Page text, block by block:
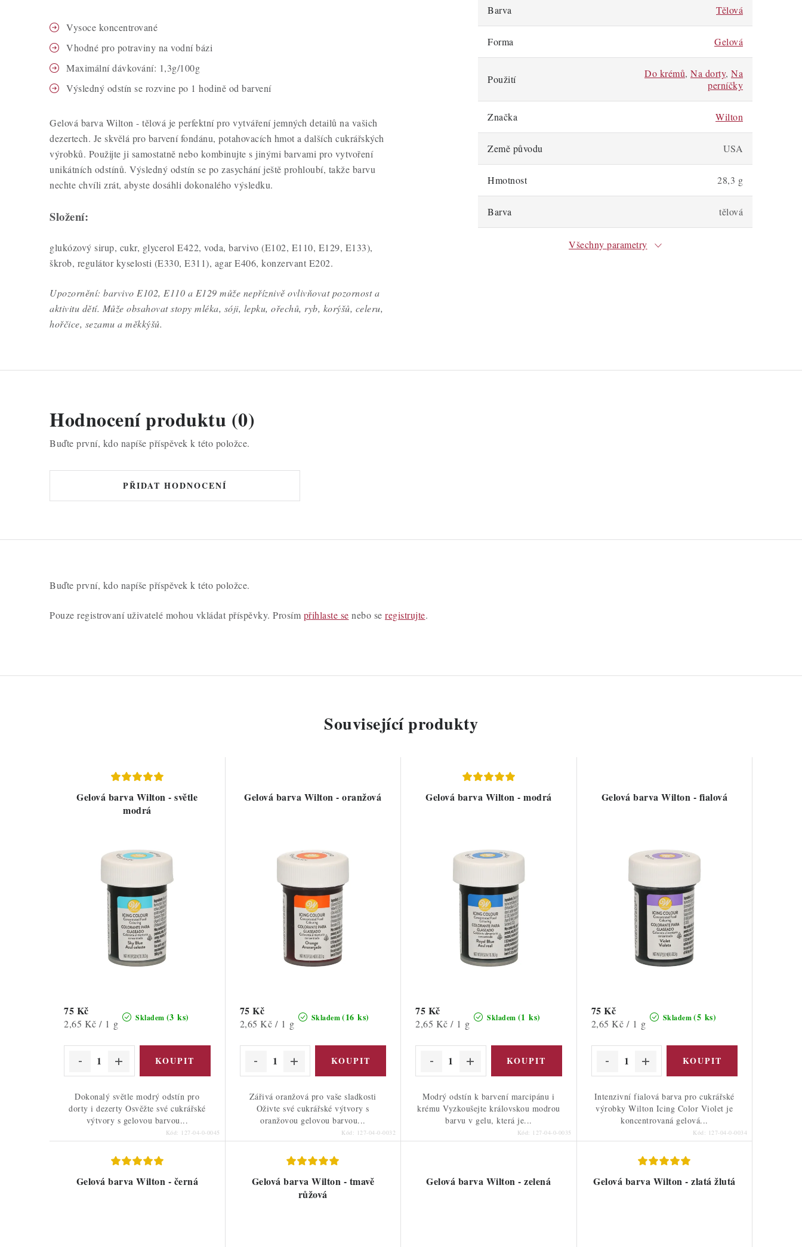
Vysoce koncentrované
Vhodné pro potraviny na vodní bázi
Maximální dávkování: 1,3g/100g
Výsledný odstín se rozvine po 1 hodině od barvení
Gelová barva Wilton - tělová je perfektní pro vytváření jemných detailů na vašich
dezertech. Je skvělá pro barvení fondánu, potahovacích hmot a dalších cukrářských
výrobků. Použijte ji samostatně nebo kombinujte s jinými barvami pro vytvoření
unikátních odstínů. Výsledný odstín se po zasychání ještě prohloubí, takže barvu
nechte chvíli zrát, abyste dosáhli dokonalého výsledku.
Složení:
glukózový sirup, cukr, glycerol E422, voda, barvivo (E102, E110, E129, E133),
škrob, regulátor kyselosti (E330, E311), agar E406, konzervant E202.
Upozornění: barvivo E102, E110 a E129 může nepříznivě ovlivňovat pozornost a
aktivitu dětí. Může obsahovat stopy mléka, sóji, lepku, ořechů, ryb, korýšů, celeru,
hořčice, sezamu a měkkýšů.
Barva Tělová
Forma Gelová
Použití Do krémů, Na dorty, Na
perníčky
Značka Wilton
Země původu USA
Hmotnost 28,3 g
Barva tělová
Všechny parametry
Hodnocení produktu (0)
Buďte první, kdo napíše příspěvek k této položce.
PŘIDAT HODNOCENÍ
Buďte první, kdo napíše příspěvek k této položce.
Pouze registrovaní uživatelé mohou vkládat příspěvky. Prosím přihlaste se nebo se registrujte.
Související produkty
Gelová barva Wilton - světle
modrá
Skladem (3 ks)
75 Kč
Měrná
2,65 Kč / 1 g
Dokonalý světle modrý odstín pro
dorty i dezerty Osvěžte své cukrářské
výtvory s gelovou barvou...
Kód: 127-04-0-0045
Gelová barva Wilton - oranžová
Skladem(16 ks)
75 Kč
Měrná
2,65 Kč / 1 g
Zářivá oranžová pro vaše sladkosti
Oživte své cukrářské výtvory s
oranžovou gelovou barvou...
Kód: 127-04-0-0032
Gelová barva Wilton - modrá
Skladem (1 ks)
75 Kč
Měrná
2,65 Kč / 1 g
Modrý odstín k barvení marcipánu i
krému Vyzkoušejte královskou modrou
barvu v gelu, která je...
Kód: 127-04-0-0035
Gelová barva Wilton - fialová
Skladem(5 ks)
75 Kč
Měrná
2,65 Kč / 1 g
Intenzivní fialová barva pro cukrářské
výrobky Wilton Icing Color Violet je
koncentrovaná gelová...
Kód: 127-04-0-0034
Gelová barva Wilton - černá
Gelová barva Wilton - tmavě
růžová
Gelová barva Wilton - zelená Gelová barva Wilton - zlatá žlutá